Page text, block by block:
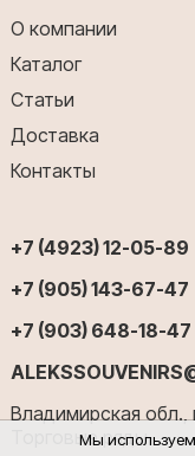
Мы используем
О компании
Каталог
Статьи
Доставка
Контакты
+7 (4923) 12-05-89
+7 (905) 143-67-47
+7 (903) 648-18-47
Владимирская обл.,
Торговые ряды